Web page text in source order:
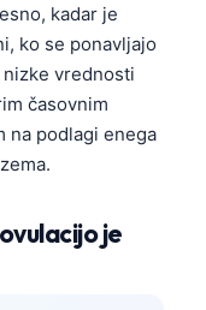
kadar je
ko se ponavljajo
vrednosti
časovnim
na podlagi enega
je